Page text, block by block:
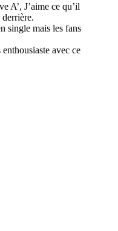
A’, J’aime ce qu’il
derrière.
single mais les fans
enthousiaste avec ce